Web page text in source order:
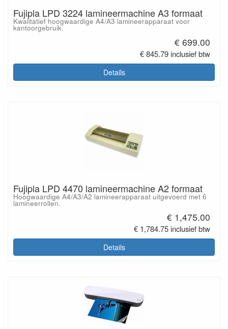
Fujipla LPD 3224 lamineermachine A3 formaat
Kwalitatief hoogwaardige A4/A3 lamineerapparaat voor
kantoorgebruik.
€ 699.00
€ 845.79 inclusief btw
Details
Fujipla LPD 4470 lamineermachine A2 formaat
Hoogwaardige A4/A3/A2 lamineerapparaat uitgevoerd met 6
lamineerrollen.
€ 1,475.00
€ 1,784.75 inclusief btw
Details